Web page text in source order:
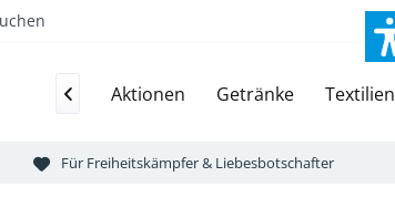
Aktionen Getränke Textilien

Für Freiheitskämpfer & Liebesbotschafter